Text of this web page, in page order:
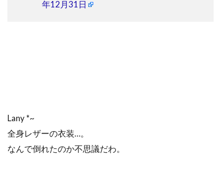
年12月31日
Lany *~
全身レザーの衣装…。
なんで倒れたのか不思議だわ。